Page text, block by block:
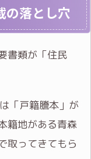
の落とし穴
書類が「住民
「戸籍謄本」が
籍地がある青森
取ってきてもら